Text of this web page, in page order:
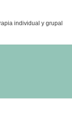
individual y grupal